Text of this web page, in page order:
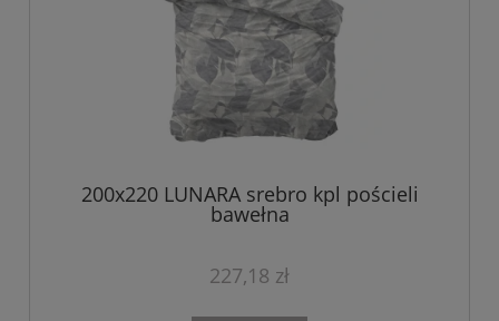
200x220 LUNARA srebro kpl pościeli
bawełna
227,18 zł